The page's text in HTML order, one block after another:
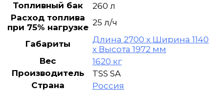
Топливный бак
260 л
Расход топлива
при 75% нагрузке 25 л/ч
Габариты
Длина 2700 х Ширина 1140
х Высота 1972 мм
Вес
1620 кг
Производитель
TSS SA
Страна
Россия